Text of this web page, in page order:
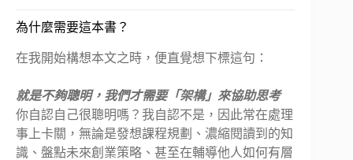
為什麼需要這本書？
在我開始構想本文之時，便直覺想下標這句：
就是不夠聰明，我們才需要「架構」來協助思考
你自認自己很聰明嗎？我自認不是，因此常在處理
事上卡關，無論是發想課程規劃、濃縮閱讀到的知
識、盤點未來創業策略、甚至在輔導他人如何有層